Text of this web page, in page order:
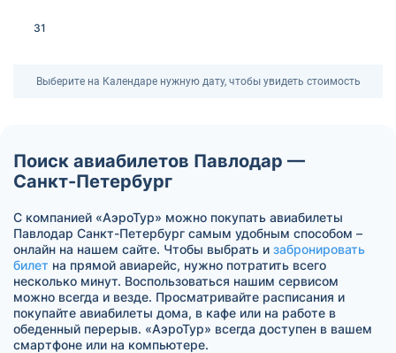
31
Выберите на Календаре нужную дату, чтобы увидеть стоимость
Поиск авиабилетов Павлодар —
Санкт-Петербург
С компанией «АэроТур» можно покупать авиабилеты
Павлодар Санкт-Петербург самым удобным способом –
онлайн на нашем сайте. Чтобы выбрать и забронировать
билет на прямой авиарейс, нужно потратить всего
несколько минут. Воспользоваться нашим сервисом
можно всегда и везде. Просматривайте расписания и
покупайте авиабилеты дома, в кафе или на работе в
обеденный перерыв. «АэроТур» всегда доступен в вашем
смартфоне или на компьютере.